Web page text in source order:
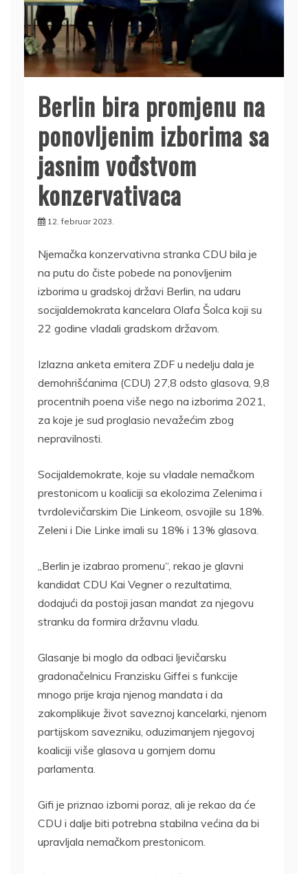
Berlin bira promjenu na
ponovljenim izborima sa
jasnim vođstvom
konzervativaca
12. februar 2023.
Njemačka konzervativna stranka CDU bila je
na putu do čiste pobede na ponovljenim
izborima u gradskoj državi Berlin, na udaru
socijaldemokrata kancelara Olafa Šolca koji su
22 godine vladali gradskom državom.
Izlazna anketa emitera ZDF u nedelju dala je
demohrišćanima (CDU) 27,8 odsto glasova, 9,8
procentnih poena više nego na izborima 2021,
za koje je sud proglasio nevažećim zbog
nepravilnosti.
Socijaldemokrate, koje su vladale nemačkom
prestonicom u koaliciji sa ekolozima Zelenima i
tvrdolevičarskim Die Linkeom, osvojile su 18%.
Zeleni i Die Linke imali su 18% i 13% glasova.
„Berlin je izabrao promenu“, rekao je glavni
kandidat CDU Kai Vegner o rezultatima,
dodajući da postoji jasan mandat za njegovu
stranku da formira državnu vladu.
Glasanje bi moglo da odbaci ljevičarsku
gradonačelnicu Franzisku Giffei s funkcije
mnogo prije kraja njenog mandata i da
zakomplikuje život saveznoj kancelarki, njenom
partijskom savezniku, oduzimanjem njegovoj
koaliciji više glasova u gornjem domu
parlamenta.
Gifi je priznao izborni poraz, ali je rekao da će
CDU i dalje biti potrebna stabilna većina da bi
upravljala nemačkom prestonicom.